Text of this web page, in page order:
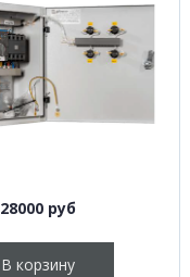
28000 руб
В корзину